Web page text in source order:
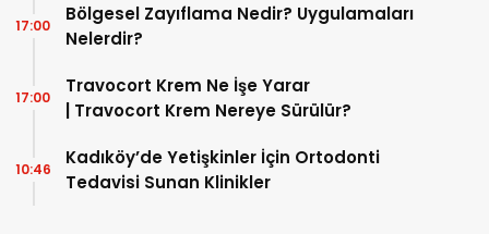
Bölgesel Zayıflama Nedir? Uygulamaları
Nelerdir?
17:00
Travocort Krem Ne İşe Yarar
| Travocort Krem Nereye Sürülür?
17:00
Kadıköy’de Yetişkinler İçin Ortodonti
Tedavisi Sunan Klinikler
10:46